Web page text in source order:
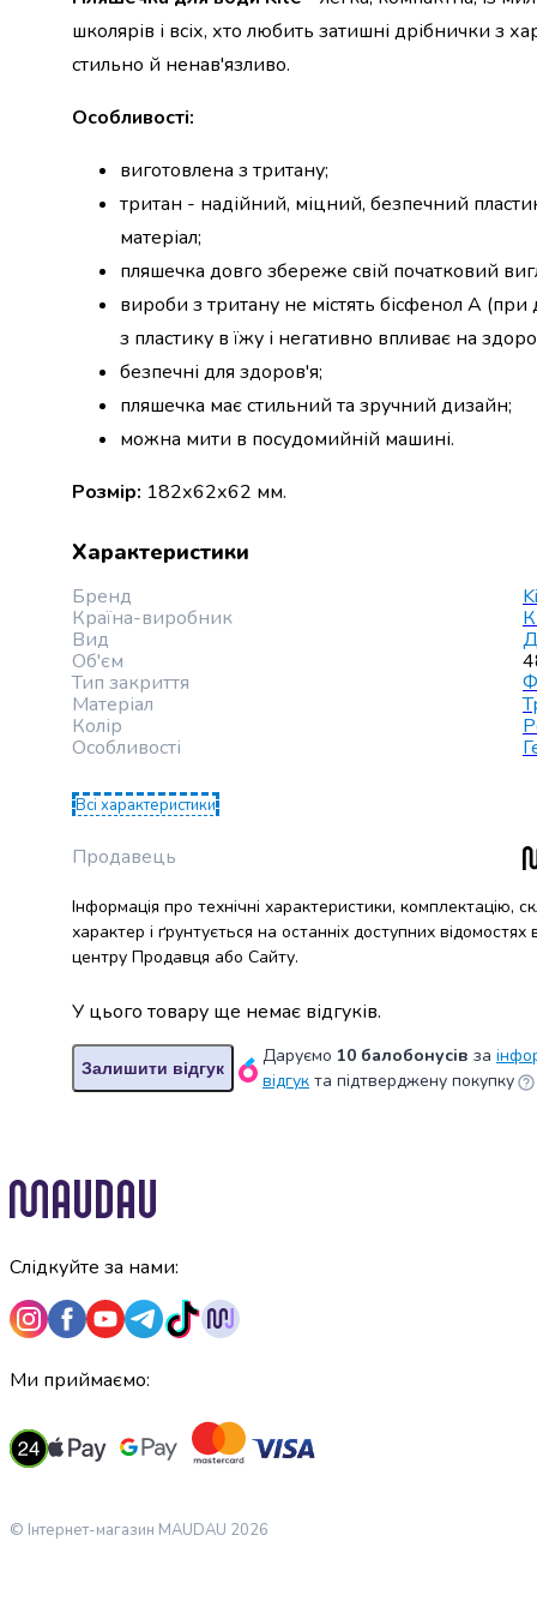
набори
алкоголю
Продукти
напої
Олія
Макаронні
вироби
сніданки
Їжа
швидкого
приготування
та
приправи
Все
випічки
Приправа
перець
сіль
Продукти
для
суші
і
Желе
суміші
для
десертів
Рис
Гречана
крупа
Кускус
Булгур
крупа
крупа
Кіноа
Ячна
крупа
Пшоно
школярів і всіх, хто любить затишні дрібнички з
стильно й ненав'язливо.
Особливості:
виготовлена з тритану;
тритан - надійний, міцний, безпечний
матеріал;
пляшечка довго збереже свій початковий
вироби з тритану не містять бісфенол А
з пластику в їжу і негативно впливає на
безпечні для здоров'я;
пляшечка має стильний та зручний дизайн;
можна мити в посудомийній машині.
Розмір: 182х62х62 мм.
Характеристики
Бренд
Країна-виробник
Вид
Об'єм
Тип закриття
Матеріал
Колір
Особливості
Всі характеристики
Продавець
Інформація про технічні характеристики, комплектацію,
характер і ґрунтується на останніх доступних
центру Продавця або Сайту.
У цього товару ще немає відгуків.
Залишити відгук
Даруємо 10 балобонусів за
відгук та підтверджену покупку
Слідкуйте за нами:
Ми приймаємо:
© Інтернет-магазин MAUDAU 2026